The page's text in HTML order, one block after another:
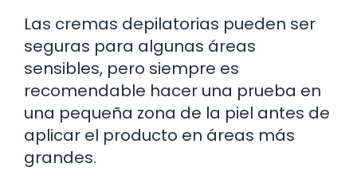
Las cremas depilatorias pueden ser
seguras para algunas áreas
sensibles, pero siempre es
recomendable hacer una prueba en
una pequeña zona de la piel antes de
aplicar el producto en áreas más
grandes.